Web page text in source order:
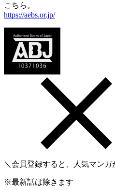
こちら。
https://aebs.or.jp/
＼会員登録すると、人気マンガ
※最新話は除きます